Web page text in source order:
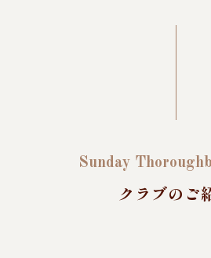
Sunday
クラブのご